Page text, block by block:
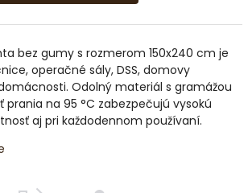
bez gumy s rozmerom 150x240 cm je
operačné sály, DSS, domovy
Odolný materiál s gramážou
prania na 95 °C zabezpečujú vysokú
aj pri každodennom používaní.